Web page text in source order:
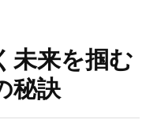
未来を掴む
秘訣